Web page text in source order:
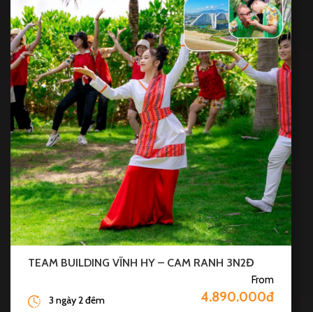
TEAM BUILDING VĨNH HY – CAM RANH 3N2Đ
From
4.890.000đ
3 ngày 2 đêm